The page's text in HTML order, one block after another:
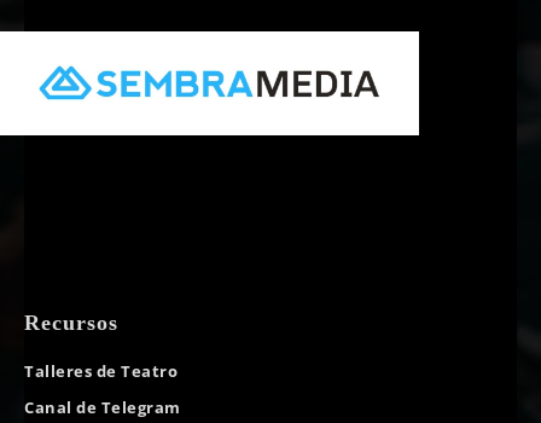
Recursos
Talleres de Teatro
Canal de Telegram